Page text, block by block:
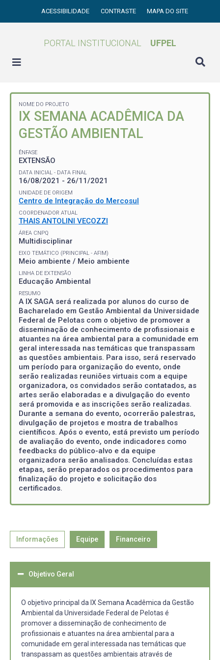
ACESSIBILIDADE CONTRASTE MAPA DO SITE
PORTAL INSTITUCIONAL UFPEL
NOME DO PROJETO
IX SEMANA ACADÊMICA DA
GESTÃO AMBIENTAL
ÊNFASE
EXTENSÃO
DATA INICIAL - DATA FINAL
16/08/2021 - 26/11/2021
UNIDADE DE ORIGEM
Centro de Integração do Mercosul
COORDENADOR ATUAL
THAIS ANTOLINI VECOZZI
ÁREA CNPQ
Multidisciplinar
EIXO TEMÁTICO (PRINCIPAL - AFIM)
Meio ambiente / Meio ambiente
LINHA DE EXTENSÃO
Educação Ambiental
RESUMO
A IX SAGA será realizada por alunos do curso de
Bacharelado em Gestão Ambiental da Universidade
Federal de Pelotas com o objetivo de promover a
disseminação de conhecimento de profissionais e
atuantes na área ambiental para a comunidade em
geral interessada nas temáticas que transpassam
as questões ambientais. Para isso, será reservado
um período para organização do evento, onde
serão realizadas reuniões virtuais com a equipe
organizadora, os convidados serão contatados, as
artes serão elaboradas e a divulgação do evento
será promovida e as inscrições serão realizadas.
Durante a semana do evento, ocorrerão palestras,
divulgação de projetos e mostra de trabalhos
científicos. Após o evento, está previsto um período
de avaliação do evento, onde indicadores como
feedbacks do público-alvo e da equipe
organizadora serão analisados. Concluídas estas
etapas, serão preparados os procedimentos para
finalização do projeto e solicitação dos
certificados.
Informações Equipe Financeiro
Objetivo Geral
O objetivo principal da IX Semana Acadêmica da Gestão
Ambiental da Universidade Federal de Pelotas é
promover a disseminação de conhecimento de
profissionais e atuantes na área ambiental para a
comunidade em geral interessada nas temáticas que
transpassam as questões ambientais através de